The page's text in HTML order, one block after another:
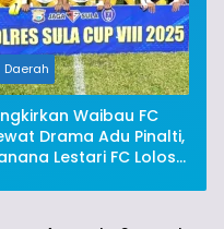
Daerah
Waibau FC
Drama Adu Pinalti,
Lestari FC Lolos